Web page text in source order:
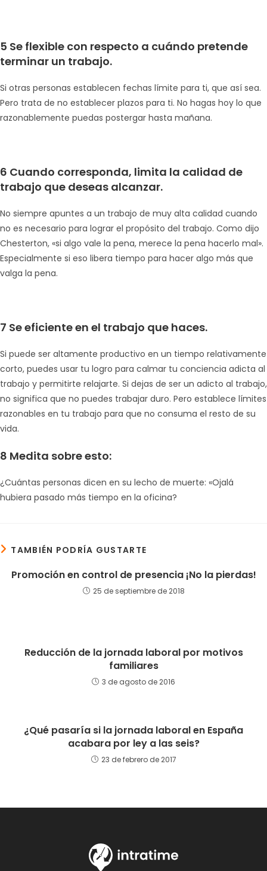
5 Se flexible con respecto a cuándo pretende
terminar un trabajo.
Si otras personas establecen fechas límite para ti, que así sea.
Pero trata de no establecer plazos para ti. No hagas hoy lo que
razonablemente puedas postergar hasta mañana.
6 Cuando corresponda, limita la calidad de
trabajo que deseas alcanzar.
No siempre apuntes a un trabajo de muy alta calidad cuando
no es necesario para lograr el propósito del trabajo. Como dijo
Chesterton, «si algo vale la pena, merece la pena hacerlo mal».
Especialmente si eso libera tiempo para hacer algo más que
valga la pena.
7 Se eficiente en el trabajo que haces.
Si puede ser altamente productivo en un tiempo relativamente
corto, puedes usar tu logro para calmar tu conciencia adicta al
trabajo y permitirte relajarte. Si dejas de ser un adicto al trabajo,
no significa que no puedes trabajar duro. Pero establece límites
razonables en tu trabajo para que no consuma el resto de su
vida.
8 Medita sobre esto:
¿Cuántas personas dicen en su lecho de muerte: «Ojalá
hubiera pasado más tiempo en la oficina?
TAMBIÉN PODRÍA GUSTARTE
Promoción en control de presencia ¡No la pierdas!
25 de septiembre de 2018
Reducción de la jornada laboral por motivos
familiares
3 de agosto de 2016
¿Qué pasaría si la jornada laboral en España
acabara por ley a las seis?
23 de febrero de 2017